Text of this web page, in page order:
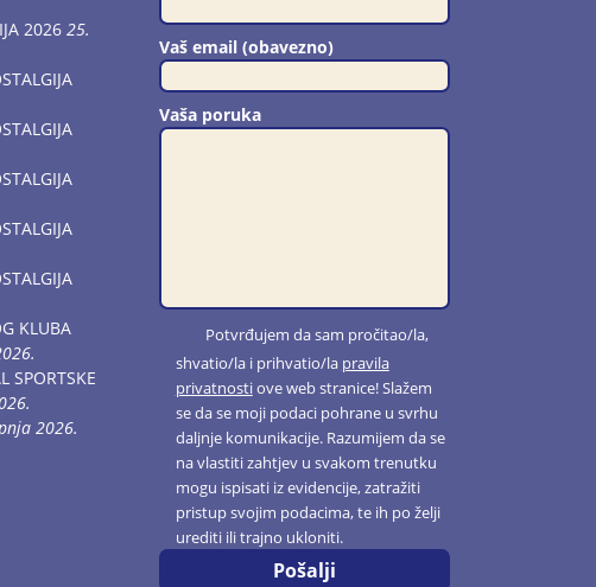
2026 25.
KLUBA
SPORTSKE
2026.
Vaš email (obavezno)
Vaša poruka
Potvrđujem da sam pročitao/la,
shvatio/la i prihvatio/la pravila
privatnostiove web stranice! Slažem
se da se moji podaci pohrane u svrhu
daljnje komunikacije. Razumijem da se
na vlastiti zahtjev u svakom trenutku
mogu ispisati iz evidencije, zatražiti
pristup svojim podacima, te ih po želji
urediti ili trajno ukloniti.